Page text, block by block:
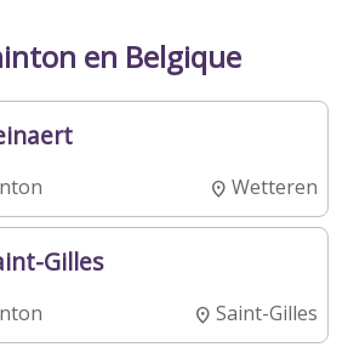
en Belgique
Wetteren
Gilles
Saint-Gilles